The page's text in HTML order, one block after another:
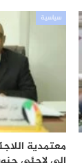
سياسية
معتمدية